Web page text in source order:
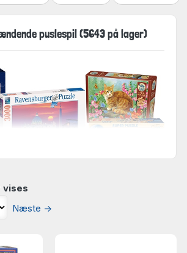
puslespil (5643 på lager)
Der er således med stor sikkerhed
vises
Næste →